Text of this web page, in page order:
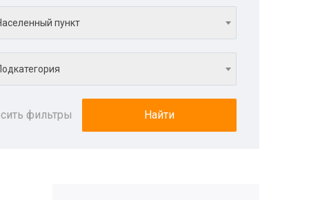
пункт
фильтры